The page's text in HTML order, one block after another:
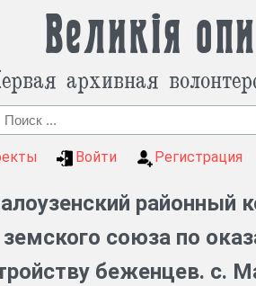
Великія
архивная
Войти Регистрация
районный
земского союза по
беженцев. с.